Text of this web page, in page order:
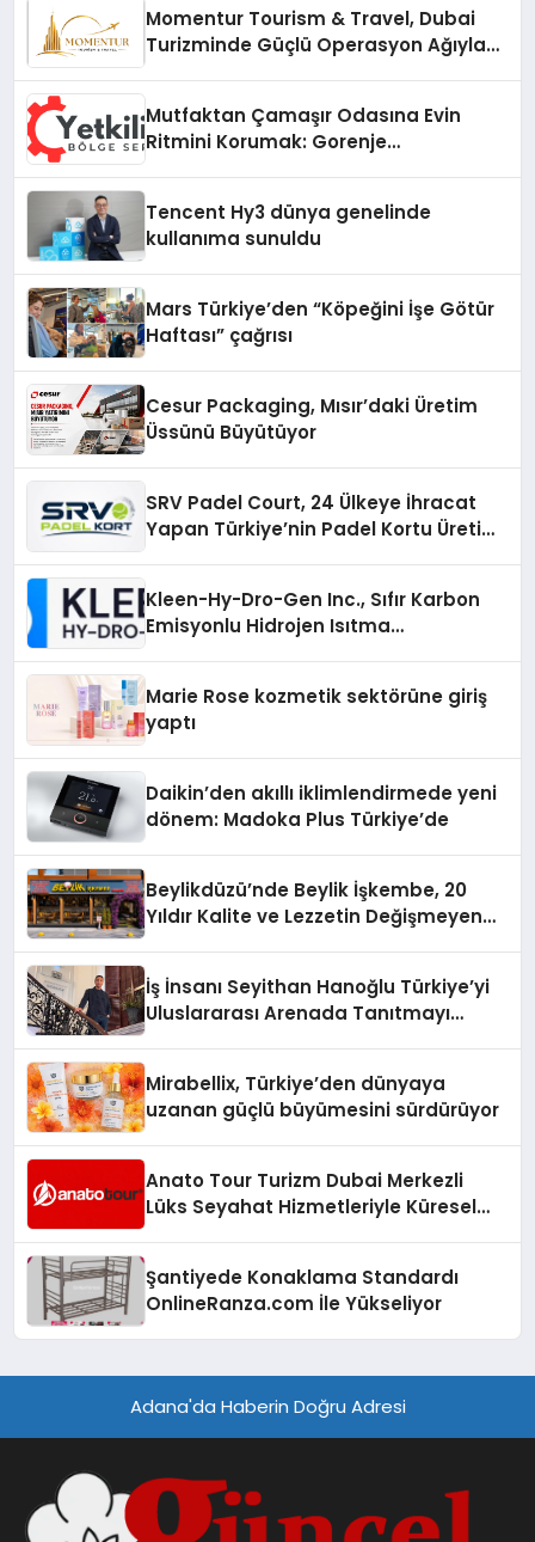
Momentur Tourism & Travel, Dubai
Turizminde Güçlü Operasyon Ağıyla
Mutfaktan Çamaşır Odasına Evin
Ritmini Korumak: Gorenje
Tencent Hy3 dünya genelinde
kullanıma sunuldu
Mars Türkiye’den “Köpeğini İşe Götür
Haftası” çağrısı
Cesur Packaging, Mısır’daki Üretim
Üssünü Büyütüyor
SRV Padel Court, 24 Ülkeye İhracat
Yapan Türkiye’nin Padel Kortu Üretim
Kleen-Hy-Dro-Gen Inc., Sıfır Karbon
Emisyonlu Hidrojen Isıtma
Marie Rose kozmetik sektörüne giriş
yaptı
Daikin’den akıllı iklimlendirmede yeni
dönem: Madoka Plus Türkiye’de
Beylikdüzü’nde Beylik İşkembe, 20
Yıldır Kalite ve Lezzetin Değişmeyen
İş İnsanı Seyithan Hanoğlu Türkiye’yi
Uluslararası Arenada Tanıtmayı
Mirabellix, Türkiye’den dünyaya
uzanan güçlü büyümesini sürdürüyor
Anato Tour Turizm Dubai Merkezli
Lüks Seyahat Hizmetleriyle Küresel
Şantiyede Konaklama Standardı
OnlineRanza.com İle Yükseliyor
Adana'da Haberin Doğru Adresi